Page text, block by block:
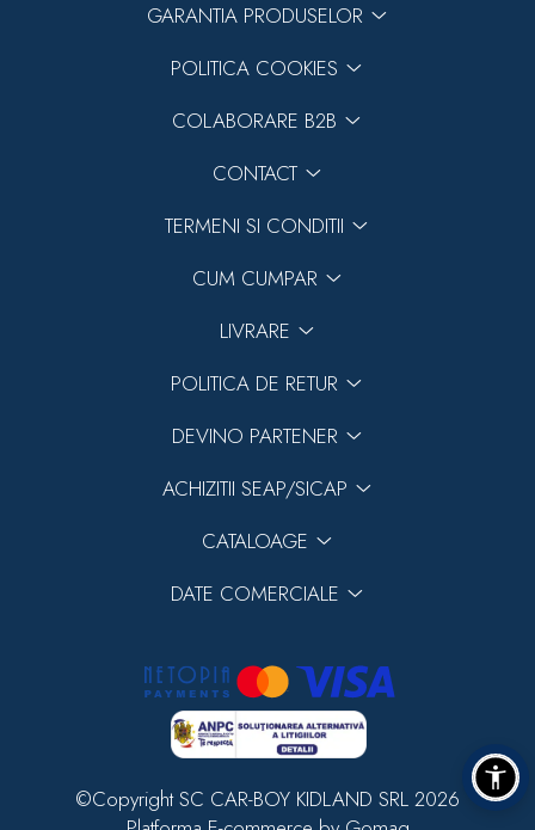
GARANTIA PRODUSELOR
POLITICA COOKIES
COLABORARE B2B
CONTACT
TERMENI SI CONDITII
CUM CUMPAR
LIVRARE
POLITICA DE RETUR
DEVINO PARTENER
ACHIZITII SEAP/SICAP
CATALOAGE
DATE COMERCIALE
©Copyright SC CAR-BOY KIDLAND SRL 2026